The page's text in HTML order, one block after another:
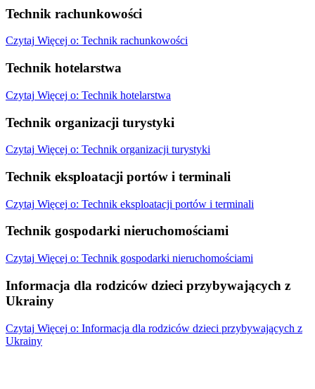
Technik rachunkowości
Czytaj Więcej o: Technik rachunkowości
Technik hotelarstwa
Czytaj Więcej o: Technik hotelarstwa
Technik organizacji turystyki
Czytaj Więcej o: Technik organizacji turystyki
Technik eksploatacji portów i terminali
Czytaj Więcej o: Technik eksploatacji portów i terminali
Technik gospodarki nieruchomościami
Czytaj Więcej o: Technik gospodarki nieruchomościami
Informacja dla rodziców dzieci przybywających z
Ukrainy
Czytaj Więcej o: Informacja dla rodziców dzieci przybywających z
Ukrainy